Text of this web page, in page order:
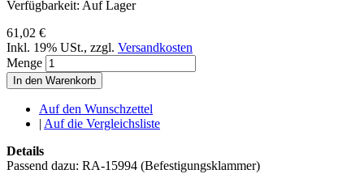
Verfügbarkeit: Auf Lager
61,02 €
Inkl. 19% USt., zzgl. Versandkosten
Menge
In den Warenkorb
Auf den Wunschzettel
| Auf die Vergleichsliste
Details
Passend dazu: RA-15994 (Befestigungsklammer)